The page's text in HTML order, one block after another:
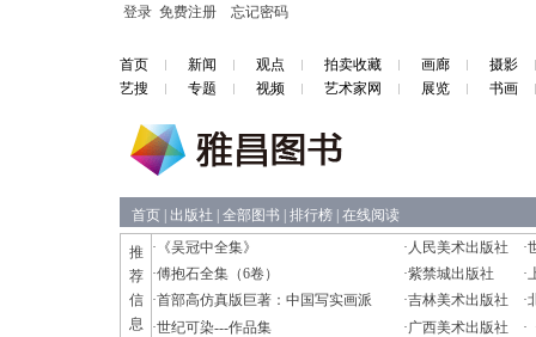
登录 免费注册 忘记密码
首页 新闻 观点 拍卖收藏 画廊
摄影
艺搜
专题 视频 艺术家网 展览 书画
首页 出版社 全部图书 排行榜 在线阅读
推
荐
信
息
· 《吴冠中全集》 · 人民美术出版社 ·
·傅抱石全集（6卷） ·紫禁城出版社 ·
·首部高仿真版巨著：中国写实画派 ·吉林美术出版社 ·
·世纪可染---作品集 ·广西美术出版社 ·